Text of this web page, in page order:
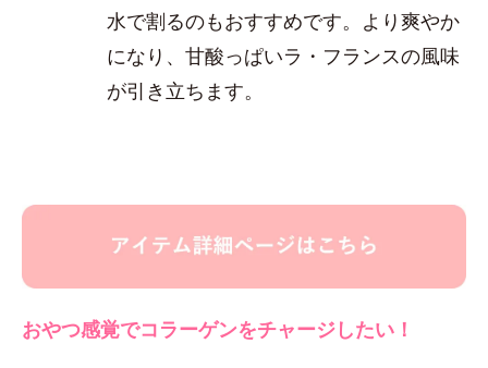
水で割るのもおすすめです。より爽やか
になり、甘酸っぱいラ・フランスの風味
が引き立ちます。
おやつ感覚でコラーゲンをチャージしたい！